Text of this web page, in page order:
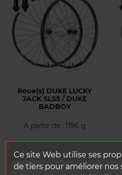
Roue(s) DUKE LUCKY
JACK SLS5 / DUKE
BADBOY
A partir de : 1196 g
Prix
1 611,12 € TTC
Ce site Web utilise ses
de tiers pour améliorer nos